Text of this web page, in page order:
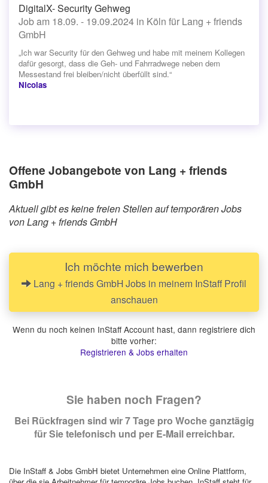
DigitalX- Security Gehweg
Job am 18.09. - 19.09.2024 in Köln für Lang + friends
GmbH
„Ich war Security für den Gehweg und habe mit meinem Kollegen
dafür gesorgt, dass die Geh- und Fahrradwege neben dem
Messestand frei bleiben/nicht überfüllt sind.“
Nicolas
Offene Jobangebote von Lang + friends
GmbH
Aktuell gibt es keine freien Stellen auf temporären Jobs
von Lang + friends GmbH
Ich möchte mich bewerben
Lang + friends GmbH Jobs in meinem InStaff Profil
anschauen
Wenn du noch keinen InStaff Account hast, dann registriere dich
bitte vorher:
Registrieren & Jobs erhalten
Sie haben noch Fragen?
Bei Rückfragen sind wir 7 Tage pro Woche ganztägig
für Sie telefonisch und per E-Mail erreichbar.
Die InStaff & Jobs GmbH bietet Unternehmen eine Online Plattform,